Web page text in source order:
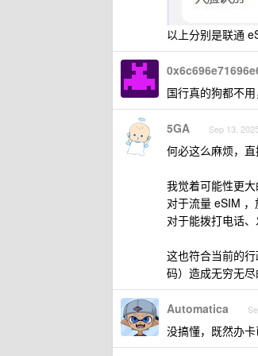
以上分别是联通
国行真的狗都不
5GA Sep 13,
何必这么麻烦，
我觉着可能性更
对于流量 eSIM ，
对于能拨打电话
这也符合当前的
码）造成无穷无尽
Automatica
没搞懂，既然办